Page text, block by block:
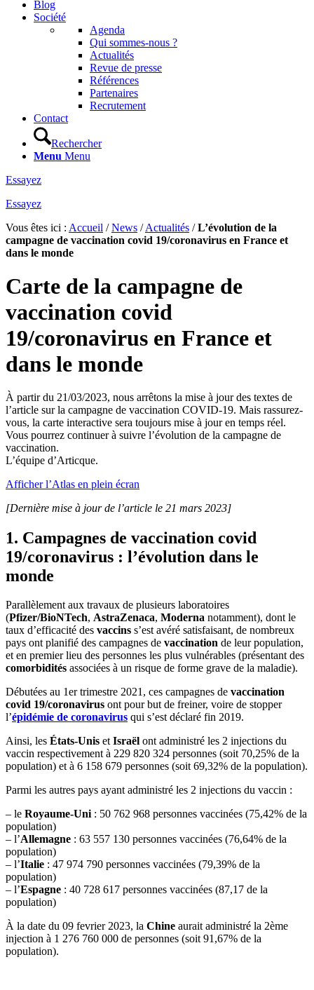
Blog
Société
Agenda
Qui sommes-nous ?
Actualités
Revue de presse
Références
Partenaires
Recrutement
Contact
Rechercher
Menu Menu
Essayez
Essayez
Vous êtes ici : Accueil /News /Actualités /L’évolution de la
campagne de vaccination covid 19/coronavirus en France et
dans le monde
Carte de la campagne de
vaccination covid
19/coronavirus en France et
dans le monde
À partir du 21/03/2023, nous arrêtons la mise à jour des textes de
l’article sur la campagne de vaccination COVID-19. Mais rassurez-
vous, la carte interactive sera toujours mise à jour en temps réel.
Vous pourrez continuer à suivre l’évolution de la campagne de
vaccination.
L’équipe d’Articque.
Afficher l’Atlas en plein écran
[Dernière mise à jour de l’article le 21 mars 2023]
1. Campagnes de vaccination covid
19/coronavirus : l’évolution dans le
monde
Parallèlement aux travaux de plusieurs laboratoires
(Pfizer/BioNTech, AstraZenaca, Moderna notamment), dont le
taux d’efficacité des vaccins s’est avéré satisfaisant, de nombreux
pays ont planifié des campagnes de vaccination de leur population,
et en premier lieu des personnes les plus vulnérables (présentant des
comorbidités associées à un risque de forme grave de la maladie).
Débutées au 1er trimestre 2021, ces campagnes de vaccination
covid 19/coronavirus ont pour but de freiner, voire de stopper
l’épidémie de coronavirus qui s’est déclaré fin 2019.
Ainsi, les États-Unis etIsraël ont administré les 2 injections du
vaccin respectivement à 229 820 324 personnes (soit 70,25% de la
population) et à 6 158 679 personnes (soit 69,32% de la population).
Parmi les autres pays ayant administré les 2 injections du vaccin :
– le Royaume-Uni: 50 762 968 personnes vaccinées (75,42% de la
population)
– l’Allemagne : 63 557 130 personnes vaccinées (76,64% de la
population)
– l’Italie : 47 974 790 personnes vaccinées (79,39% de la
population)
– l’Espagne : 40 728 617 personnes vaccinées (87,17 de la
population)
À la date du 09 fevrier 2023, la Chine aurait administré la 2ème
injection à 1 276 760 000 de personnes (soit 91,67% de la
population).